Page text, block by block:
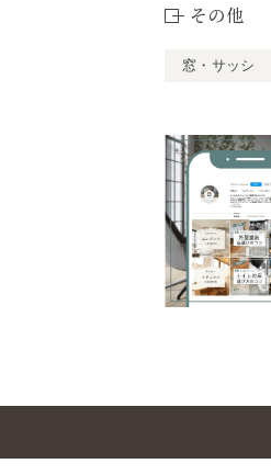
その他
窓・サッシ